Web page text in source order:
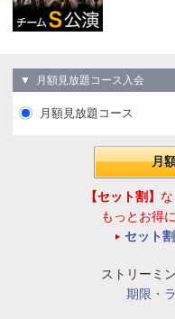
▼ 月額見放題コース入会
月額見放題コース
月
【セット割】
もっとお得
セット
ストリーミ
期限・